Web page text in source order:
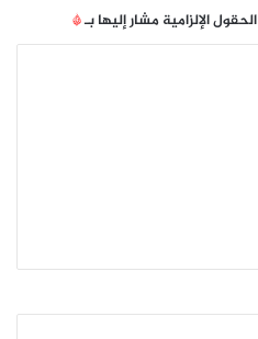
الحقول الإلزامية مشار إليها بـ*